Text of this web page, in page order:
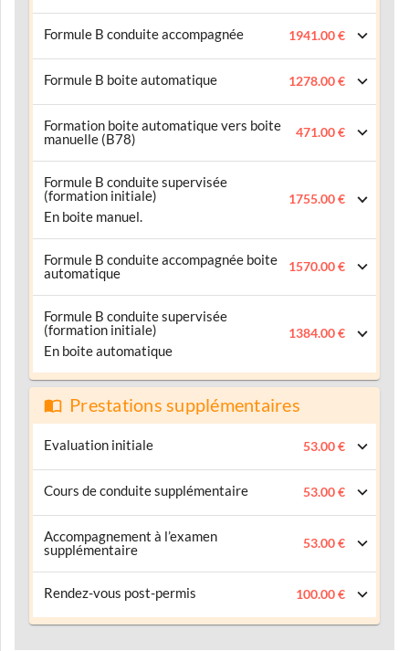
Formule B conduite accompagnée 1941.00 €
Formule B boite automatique 1278.00 €
Formation boite automatique vers boite
manuelle (B78)
471.00 €
Formule B conduite supervisée
(formation initiale)
En boite manuel.
1755.00 €
Formule B conduite accompagnée boite
automatique
1570.00 €
Formule B conduite supervisée
(formation initiale)
En boite automatique
1384.00 €
Prestations supplémentaires
Evaluation initiale 53.00 €
Cours de conduite supplémentaire 53.00 €
Accompagnement à l’examen
supplémentaire
53.00 €
Rendez-vous post-permis 100.00 €